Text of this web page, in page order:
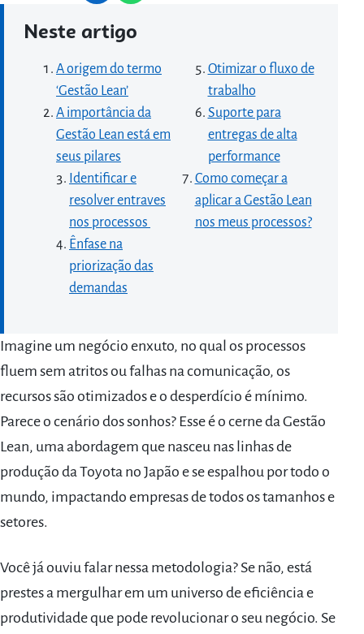
Neste artigo
A origem do termo
‘Gestão Lean’
A importância da
Gestão Lean está em
seus pilares
Identificar e
resolver entraves
nos processos
Ênfase na
priorização das
demandas
Otimizar o fluxo de
trabalho
Suporte para
entregas de alta
performance
Como começar a
aplicar a Gestão Lean
nos meus processos?
Imagine um negócio enxuto, no qual os processos
fluem sem atritos ou falhas na comunicação, os
recursos são otimizados e o desperdício é mínimo.
Parece o cenário dos sonhos? Esse é o cerne da Gestão
Lean, uma abordagem que nasceu nas linhas de
produção da Toyota no Japão e se espalhou por todo o
mundo, impactando empresas de todos os tamanhos e
setores.
Você já ouviu falar nessa metodologia? Se não, está
prestes a mergulhar em um universo de eficiência e
produtividade que pode revolucionar o seu negócio. Se